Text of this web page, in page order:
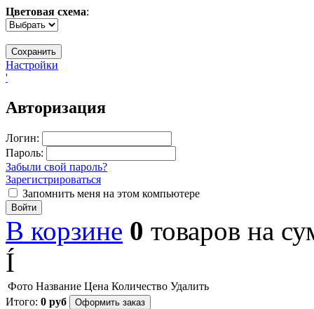
Цветовая схема:
Настройки
'
Авторизация
Логин:
Пароль:
Забыли свой пароль?
Зарегистрироваться
Запомнить меня на этом компьютере
Войти
В корзине 0 товаров на
Í
Фото Название Цена Количество Удалить
Итого: 0 руб Оформить заказ